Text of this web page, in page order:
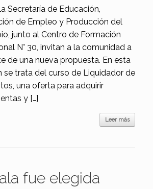
Secretaría de Educación,
de Empleo y Producción del
junto al Centro de Formación
N° 30, invitan a la comunidad a
de una nueva propuesta. En esta
se trata del curso de Liquidador de
una oferta para adquirir
y […]
Leer más
fue elegida